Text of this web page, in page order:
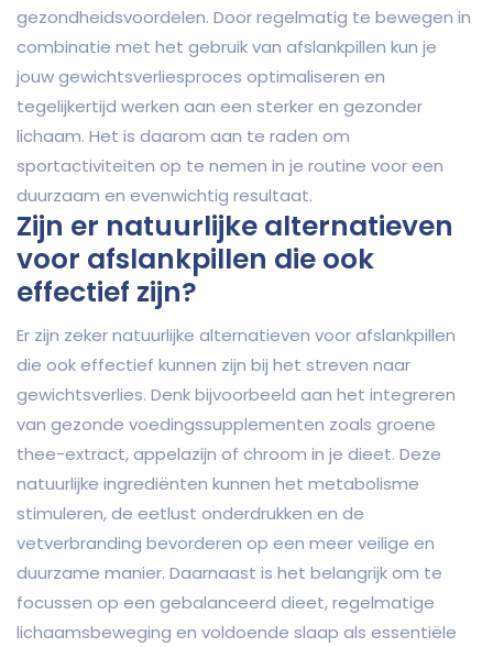
gezondheidsvoordelen. Door regelmatig te bewegen in
combinatie met het gebruik van afslankpillen kun je
jouw gewichtsverliesproces optimaliseren en
tegelijkertijd werken aan een sterker en gezonder
lichaam. Het is daarom aan te raden om
sportactiviteiten op te nemen in je routine voor een
duurzaam en evenwichtig resultaat.
Zijn er natuurlijke alternatieven
voor afslankpillen die ook
effectief zijn?
Er zijn zeker natuurlijke alternatieven voor afslankpillen
die ook effectief kunnen zijn bij het streven naar
gewichtsverlies. Denk bijvoorbeeld aan het integreren
van gezonde voedingssupplementen zoals groene
thee-extract, appelazijn of chroom in je dieet. Deze
natuurlijke ingrediënten kunnen het metabolisme
stimuleren, de eetlust onderdrukken en de
vetverbranding bevorderen op een meer veilige en
duurzame manier. Daarnaast is het belangrijk om te
focussen op een gebalanceerd dieet, regelmatige
lichaamsbeweging en voldoende slaap als essentiële